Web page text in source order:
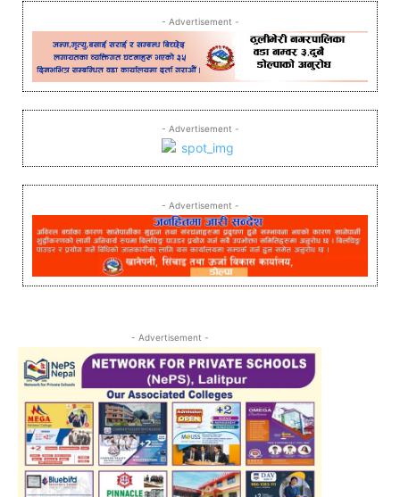
- Advertisement -
- Advertisement -
- Advertisement -
- Advertisement -